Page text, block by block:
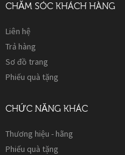
CHĂM SÓC KHÁCH HÀNG
Liên hệ
Trả hàng
Sơ đồ trang
Phiếu quà tặng
CHỨC NĂNG KHÁC
Thương hiệu - hãng
Phiếu quà tặng